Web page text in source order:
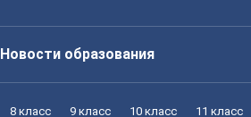
Новости образования
8 класс 9 класс 10 класс 11 класс